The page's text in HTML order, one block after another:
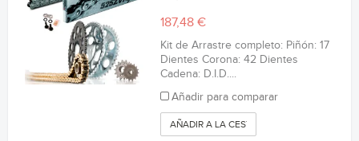
187,48 €
Kit de Arrastre completo: Piñón: 17
Dientes Corona: 42 Dientes
Cadena: D.I.D....
Añadir para comparar
AÑADIR A LA CESTA